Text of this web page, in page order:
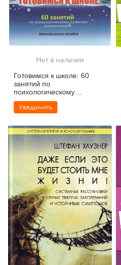
Нет в наличии
Готовимся к школе: 60
занятий по
психологическому
развитию старших
дошкольников.
Уведомить